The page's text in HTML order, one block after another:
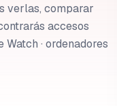
verlas, comparar
accesos
· ordenadores